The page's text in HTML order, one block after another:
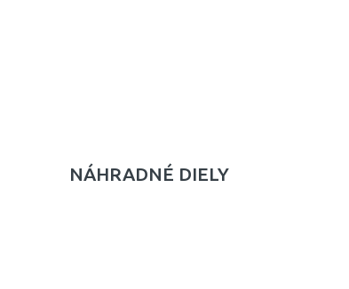
NÁHRADNÉ DIELY